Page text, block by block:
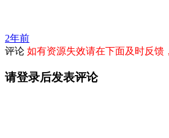
2年前
评论 如有资源失效请在下面及时反馈
请登录后发表评论